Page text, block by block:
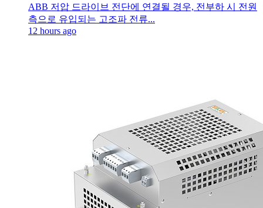
ABB 저압 드라이브 전단에 연결될 경우, 전부하 시 전원
측으로 유입되는 고조파 전류...
12 hours ago